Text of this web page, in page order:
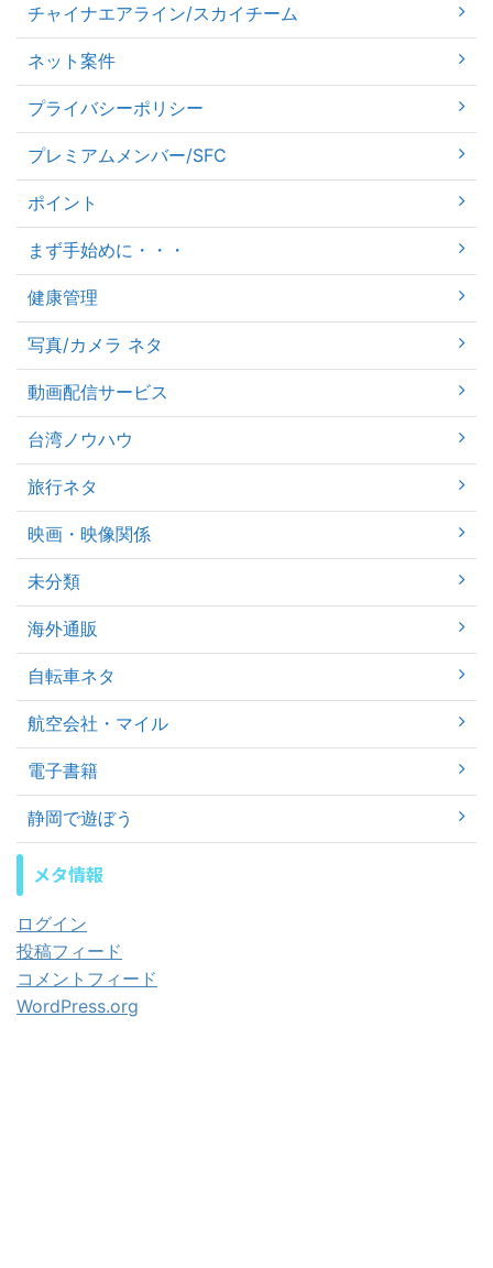
チャイナエアライン/スカイチーム
ネット案件
プライバシーポリシー
プレミアムメンバー/SFC
ポイント
まず手始めに・・・
健康管理
写真/カメラ ネタ
動画配信サービス
台湾ノウハウ
旅行ネタ
映画・映像関係
未分類
海外通販
自転車ネタ
航空会社・マイル
電子書籍
静岡で遊ぼう
メタ情報
ログイン
投稿フィード
コメントフィード
WordPress.org